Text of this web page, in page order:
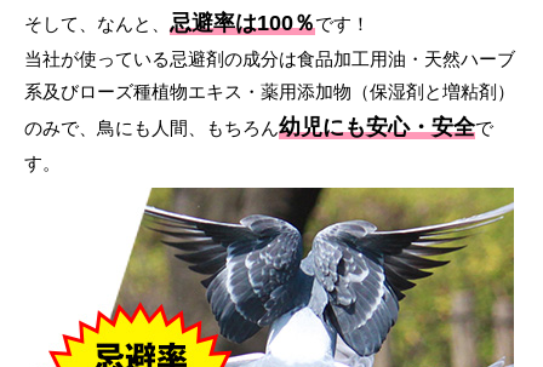
そして、なんと、 忌避率は100％です！
当社が使っている忌避剤の成分は食品加工用油・天然ハーブ
系及びローズ種植物エキス・薬用添加物（保湿剤と増粘剤）
のみで、鳥にも人間、もちろん幼児にも安心・安全で
す。